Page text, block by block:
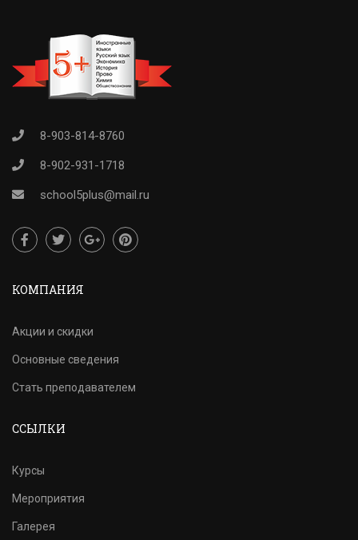
8-903-814-8760
8-902-931-1718
school5plus@mail.ru
КОМПАНИЯ
Акции и скидки
Основные сведения
Стать преподавателем
ССЫЛКИ
Курсы
Мероприятия
Галерея